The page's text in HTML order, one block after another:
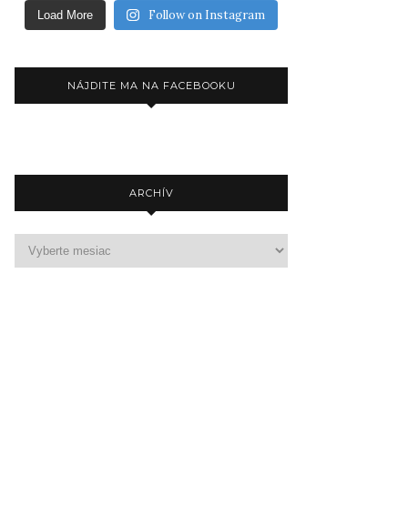
Load More Follow on Instagram
NÁJDITE MA NA FACEBOOKU
ARCHÍV